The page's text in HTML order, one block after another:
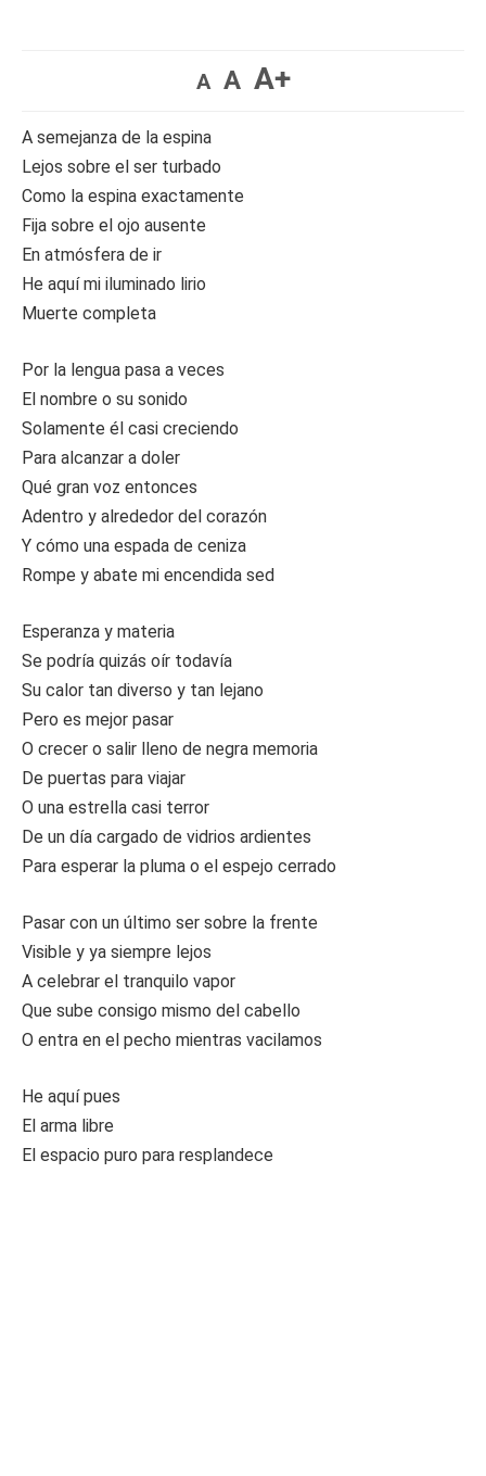
A A A+
A semejanza de la espina
Lejos sobre el ser turbado
Como la espina exactamente
Fija sobre el ojo ausente
En atmósfera de ir
He aquí mi iluminado lirio
Muerte completa
Por la lengua pasa a veces
El nombre o su sonido
Solamente él casi creciendo
Para alcanzar a doler
Qué gran voz entonces
Adentro y alrededor del corazón
Y cómo una espada de ceniza
Rompe y abate mi encendida sed
Esperanza y materia
Se podría quizás oír todavía
Su calor tan diverso y tan lejano
Pero es mejor pasar
O crecer o salir lleno de negra memoria
De puertas para viajar
O una estrella casi terror
De un día cargado de vidrios ardientes
Para esperar la pluma o el espejo cerrado
Pasar con un último ser sobre la frente
Visible y ya siempre lejos
A celebrar el tranquilo vapor
Que sube consigo mismo del cabello
O entra en el pecho mientras vacilamos
He aquí pues
El arma libre
El espacio puro para resplandece